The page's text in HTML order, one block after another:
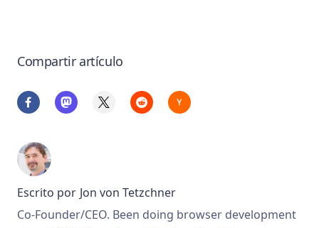
Compartir artículo
Escrito por Jon von Tetzchner
Co-Founder/CEO. Been doing browser development